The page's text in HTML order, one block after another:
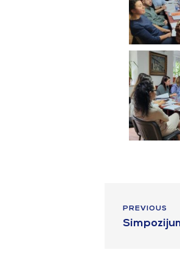
PREVIOUS